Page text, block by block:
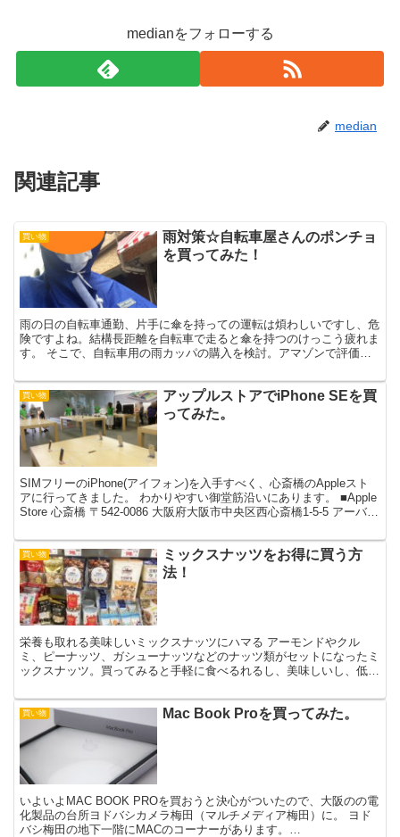
medianをフォローする
median
関連記事
買い物
雨対策☆自転車屋さんのポンチョ
を買ってみた！
雨の日の自転車通勤、片手に傘を持っての運転は煩わしいですし、危
険ですよね。結構長距離を自転車で走ると傘を持つのけっこう疲れま
す。 そこで、自転車用の雨カッパの購入を検討。アマゾンで評価の
買い物
アップルストアでiPhone SEを買
ってみた。
SIMフリーのiPhone(アイフォン)を入手すべく、心斎橋のAppleスト
アに行ってきました。 わかりやすい御堂筋沿いにあります。 ■Apple
Store 心斎橋 〒542-0086 大阪府大阪市中央区西心斎橋1-5-5 アーバン
買い物
ミックスナッツをお得に買う方
法！
栄養も取れる美味しいミックスナッツにハマる アーモンドやクル
ミ、ピーナッツ、ガシューナッツなどのナッツ類がセットになったミ
ックスナッツ。買ってみると手軽に食べるれるし、美味しいし、低脂
買い物 Mac Book Proを買ってみた。
いよいよMAC BOOK PROを買おうと決心がついたので、大阪のの電
化製品の台所ヨドバシカメラ梅田（マルチメディア梅田）に。 ヨド
バシ梅田の地下一階にMACのコーナーがあります。